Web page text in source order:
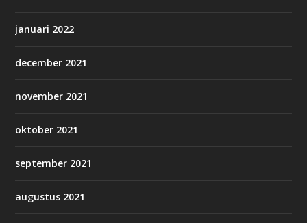
januari 2022
december 2021
november 2021
oktober 2021
september 2021
augustus 2021